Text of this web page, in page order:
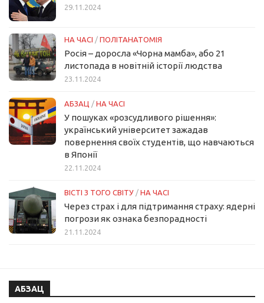
29.11.2024
НА ЧАСІ / ПОЛІТАНАТОМІЯ
Росія – доросла «Чорна мамба», або 21
листопада в новітній історії людства
23.11.2024
АБЗАЦ / НА ЧАСІ
У пошуках «розсудливого рішення»:
український університет зажадав
повернення своїх студентів, що навчаються
в Японії
22.11.2024
ВІСТІ З ТОГО СВІТУ / НА ЧАСІ
Через страх і для підтримання страху: ядерні
погрози як ознака безпорадності
21.11.2024
АБЗАЦ